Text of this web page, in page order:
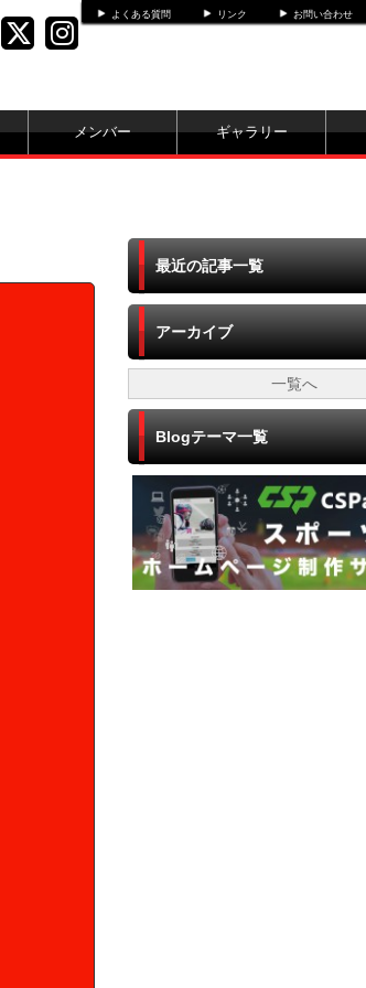
よくある質問 リンク お問い合わせ
メンバー ギャラリー
最近の記事一覧
アーカイブ
一覧へ
Blogテーマ一覧